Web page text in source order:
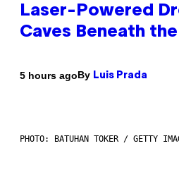
Laser-Powered
Caves Beneath
5 hours agoBy Luis Prada
PHOTO: BATUHAN TOKER / GETTY